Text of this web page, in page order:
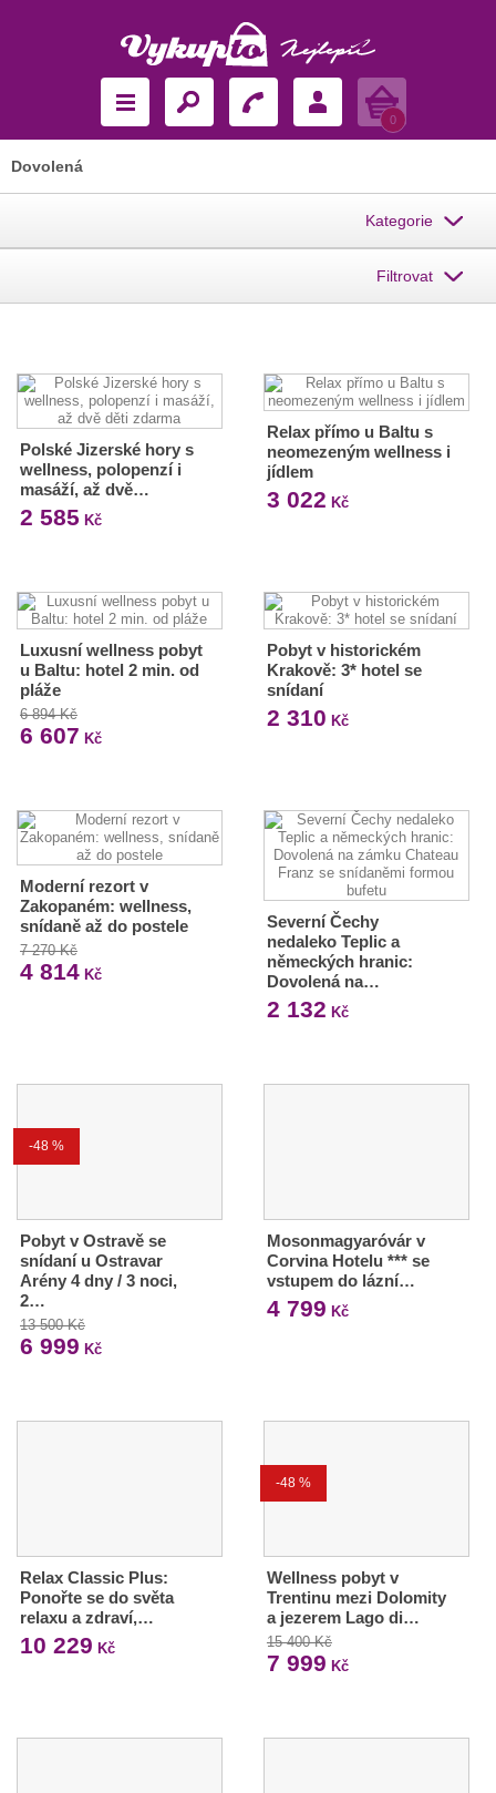
Košík
0
Dovolená
Kategorie
Filtrovat
Polské Jizerské hory s
wellness, polopenzí i
masáží, až dvě…
2 585 Kč
Relax přímo u Baltu s
neomezeným wellness i
jídlem
3 022 Kč
Luxusní wellness pobyt
u Baltu: hotel 2 min. od
pláže
6 894 Kč
6 607 Kč
Pobyt v historickém
Krakově: 3* hotel se
snídaní
2 310 Kč
Moderní rezort v
Zakopaném: wellness,
snídaně až do postele
7 270 Kč
4 814 Kč
Severní Čechy
nedaleko Teplic a
německých hranic:
Dovolená na…
2 132 Kč
-48 %
Pobyt v Ostravě se
snídaní u Ostravar
Arény 4 dny / 3 noci,
2…
13 500 Kč
6 999 Kč
Mosonmagyaróvár v
Corvina Hotelu *** se
vstupem do lázní…
4 799 Kč
Relax Classic Plus:
Ponořte se do světa
relaxu a zdraví,…
10 229 Kč
-48 %
Wellness pobyt v
Trentinu mezi Dolomity
a jezerem Lago di…
15 400 Kč
7 999 Kč